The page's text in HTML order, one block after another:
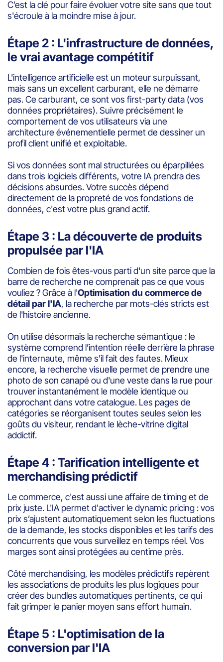
C’est la clé pour faire évoluer votre site sans que tout
s'écroule à la moindre mise à jour.
Étape 2 : L'infrastructure de données,
le vrai avantage compétitif
L'intelligence artificielle est un moteur surpuissant,
mais sans un excellent carburant, elle ne démarre
pas. Ce carburant, ce sont vos first-party data (vos
données propriétaires). Suivre précisément le
comportement de vos utilisateurs via une
architecture événementielle permet de dessiner un
profil client unifié et exploitable.
Si vos données sont mal structurées ou éparpillées
dans trois logiciels différents, votre IA prendra des
décisions absurdes. Votre succès dépend
directement de la propreté de vos fondations de
données, c'est votre plus grand actif.
Étape 3 : La découverte de produits
propulsée par l'IA
Combien de fois êtes-vous parti d'un site parce que la
barre de recherche ne comprenait pas ce que vous
vouliez ? Grâce à l'Optimisation du commerce de
détail par l'IA, la recherche par mots-clés stricts est
de l'histoire ancienne.
On utilise désormais la recherche sémantique : le
système comprend l’intention réelle derrière la phrase
de l'internaute, même s'il fait des fautes. Mieux
encore, la recherche visuelle permet de prendre une
photo de son canapé ou d'une veste dans la rue pour
trouver instantanément le modèle identique ou
approchant dans votre catalogue. Les pages de
catégories se réorganisent toutes seules selon les
goûts du visiteur, rendant le lèche-vitrine digital
addictif.
Étape 4 : Tarification intelligente et
merchandising prédictif
Le commerce, c'est aussi une affaire de timing et de
prix juste. L'IA permet d'activer le dynamic pricing : vos
prix s’ajustent automatiquement selon les fluctuations
de la demande, les stocks disponibles et les tarifs des
concurrents que vous surveillez en temps réel. Vos
marges sont ainsi protégées au centime près.
Côté merchandising, les modèles prédictifs repèrent
les associations de produits les plus logiques pour
créer des bundles automatiques pertinents, ce qui
fait grimper le panier moyen sans effort humain.
Étape 5 : L'optimisation de la
conversion par l'IA